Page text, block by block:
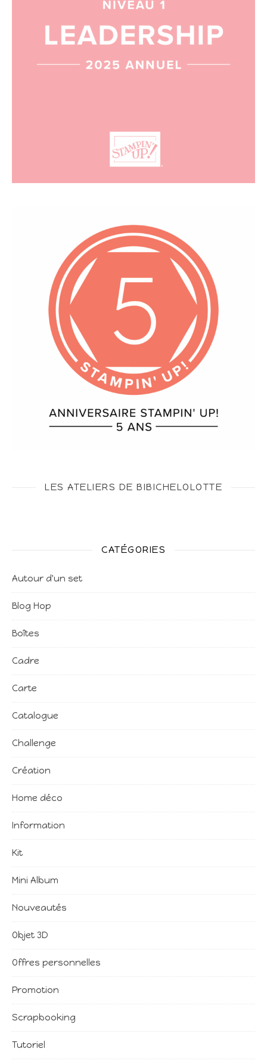
LES ATELIERS DE BIBICHELOLOTTE
CATÉGORIES
Autour d'un set
Blog Hop
Boîtes
Cadre
Carte
Catalogue
Challenge
Création
Home déco
Information
Kit
Mini Album
Nouveautés
Objet 3D
Offres personnelles
Promotion
Scrapbooking
Tutoriel